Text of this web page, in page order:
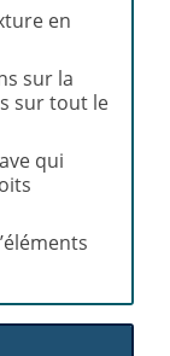
en
sur la
sur tout le
qui